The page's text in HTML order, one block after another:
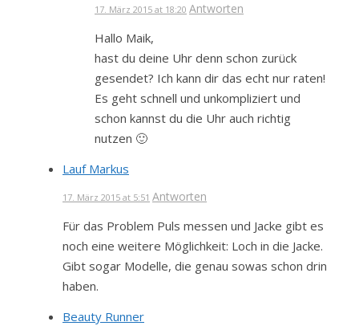
17. März 2015 at 18:20 Antworten
Hallo Maik,
hast du deine Uhr denn schon zurück
gesendet? Ich kann dir das echt nur raten!
Es geht schnell und unkompliziert und
schon kannst du die Uhr auch richtig
nutzen 🙂
Lauf Markus
17. März 2015 at 5:51 Antworten
Für das Problem Puls messen und Jacke gibt es
noch eine weitere Möglichkeit: Loch in die Jacke.
Gibt sogar Modelle, die genau sowas schon drin
haben.
Beauty Runner